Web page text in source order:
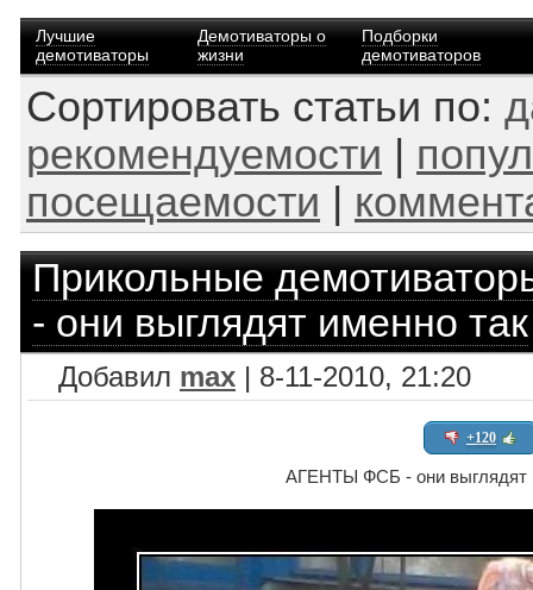
Лучшие
демотиваторы
Демотиваторы о
жизни
Подборки
демотиваторов
Сортировать статьи по:
рекомендуемости
посещаемости
Прикольные
- они выглядят именно так
Добавил max | 8-11-2010, 21:20
+120
АГЕНТЫ ФСБ - они выглядят